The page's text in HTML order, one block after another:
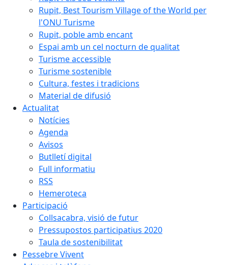
Rupit, Best Tourism Village of the World per
l'ONU Turisme
Rupit, poble amb encant
Espai amb un cel nocturn de qualitat
Turisme accessible
Turisme sostenible
Cultura, festes i tradicions
Material de difusió
Actualitat
Notícies
Agenda
Avisos
Butlletí digital
Full informatiu
RSS
Hemeroteca
Participació
Collsacabra, visió de futur
Pressupostos participatius 2020
Taula de sostenibilitat
Pessebre Vivent